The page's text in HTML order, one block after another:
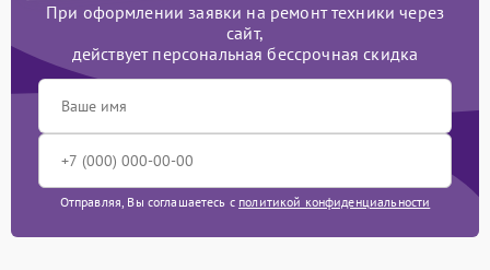
При оформлении заявки на ремонт техники через
сайт,
действует персональная бессрочная скидка
Отправляя, Вы соглашаетесь с политикой конфиденциальности